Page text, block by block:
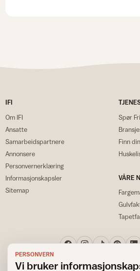
IFI
Om IFI
Ansatte
Samarbeidspartnere
Annonsere
Personvernerklæring
Informasjonskapsler
Sitemap
Spør
Finn
VÅRE
PERSONVERN
Vi bruker